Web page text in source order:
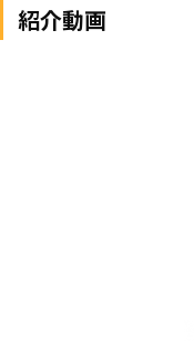
紹介動画